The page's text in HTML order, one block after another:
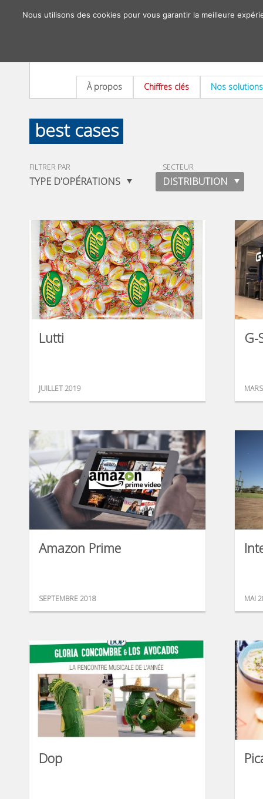
À propos Chiffres clés Nos solutions
best cases
FILTRER PAR
TYPE D'OPÉRATIONS
SECTEUR
DISTRIBUTION
Lutti
JUILLET 2019
G-
Amazon Prime
SEPTEMBRE 2018 MAI
Dop
Nous utilisons des cookies pour vous garantir la meilleure